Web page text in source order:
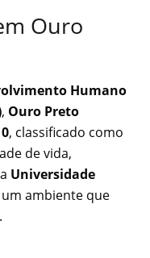
Ouro
Humano
, Ouro Preto
, classificado como
de vida,
Universidade
um ambiente que